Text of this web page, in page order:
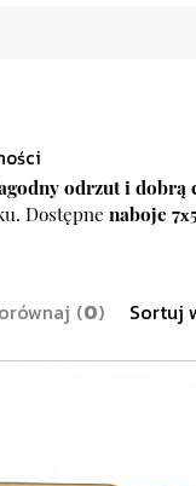
odrzut i dobrą
Dostępne naboje
(0) Sortuj